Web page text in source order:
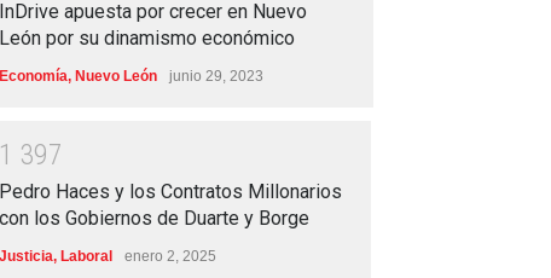
InDrive apuesta por crecer en Nuevo
León por su dinamismo económico
Economía, Nuevo León junio 29, 2023
1 397
Pedro Haces y los Contratos Millonarios
con los Gobiernos de Duarte y Borge
Justicia, Laboral enero 2, 2025